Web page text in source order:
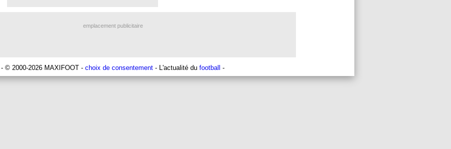
emplacement publicitaire
- © 2000-2026 MAXIFOOT - choix de consentement - L'actualité du football -